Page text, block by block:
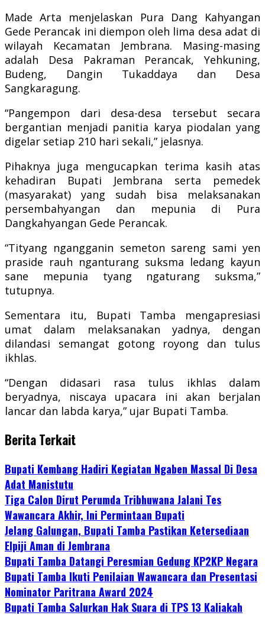
Made Arta menjelaskan Pura Dang Kahyangan
Gede Perancak ini diempon oleh lima desa adat di
wilayah Kecamatan Jembrana. Masing-masing
adalah Desa Pakraman Perancak, Yehkuning,
Budeng, Dangin Tukaddaya dan Desa
Sangkaragung.
“Pangempon dari desa-desa tersebut secara
bergantian menjadi panitia karya piodalan yang
digelar setiap 210 hari sekali,” jelasnya.
Pihaknya juga mengucapkan terima kasih atas
kehadiran Bupati Jembrana serta pemedek
(masyarakat) yang sudah bisa melaksanakan
persembahyangan dan mepunia di Pura
Dangkahyangan Gede Perancak.
“Tityang ngangganin semeton sareng sami yen
praside rauh nganturang suksma ledang kayun
sane mepunia tyang ngaturang suksma,”
tutupnya.
Sementara itu, Bupati Tamba mengapresiasi
umat dalam melaksanakan yadnya, dengan
dilandasi semangat gotong royong dan tulus
ikhlas.
“Dengan didasari rasa tulus ikhlas dalam
beryadnya, niscaya upacara ini akan berjalan
lancar dan labda karya,” ujar Bupati Tamba.
Berita Terkait
Bupati Kembang Hadiri Kegiatan Ngaben Massal Di Desa
Adat Manistutu
Tiga Calon Dirut Perumda Tribhuwana Jalani Tes
Wawancara Akhir, Ini Permintaan Bupati
Jelang Galungan, Bupati Tamba Pastikan Ketersediaan
Elpiji Aman di Jembrana
Bupati Tamba Datangi Peresmian Gedung KP2KP Negara
Bupati Tamba Ikuti Penilaian Wawancara dan Presentasi
Nominator Paritrana Award 2024
Bupati Tamba Salurkan Hak Suara di TPS 13 Kaliakah